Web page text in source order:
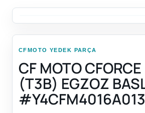
CFMOTO YEDEK PARÇA
CF MOTO
(T3B) EGZOZ